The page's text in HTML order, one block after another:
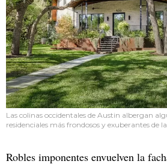
Las colinas occidentales de Austin albergan
residenciales más frondosos y exuberantes de
Robles imponentes envuelven la